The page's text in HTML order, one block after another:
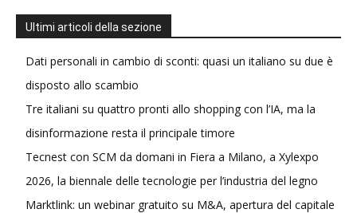
Ultimi articoli della sezione
Dati personali in cambio di sconti: quasi un italiano su due è
disposto allo scambio
Tre italiani su quattro pronti allo shopping con l’IA, ma la
disinformazione resta il principale timore
Tecnest con SCM da domani in Fiera a Milano, a Xylexpo
2026, la biennale delle tecnologie per l’industria del legno
Marktlink: un webinar gratuito su M&A, apertura del capitale